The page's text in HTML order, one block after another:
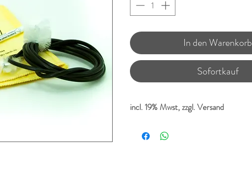
In den Warenkorb
Sofortkauf
incl. 19% Mwst, zzgl. Versand